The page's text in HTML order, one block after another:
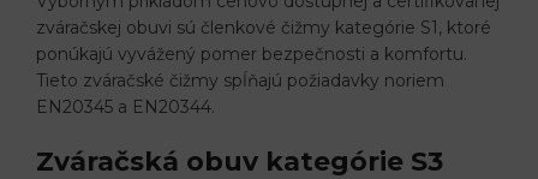
zváračskej obuvi sú členkové čižmy kategórie S1, ktoré
ponúkajú vyvážený pomer bezpečnosti a komfortu.
Tieto zváračské čižmy spĺňajú požiadavky noriem
EN20345 a EN20344.
Zváračská obuv kategórie S3